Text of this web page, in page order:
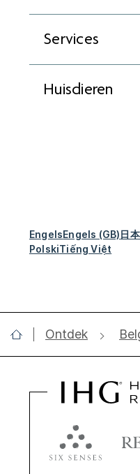
Services
Huisdieren
EngelsEngels (GB)日
PolskiTiếng Việt
Ontdek